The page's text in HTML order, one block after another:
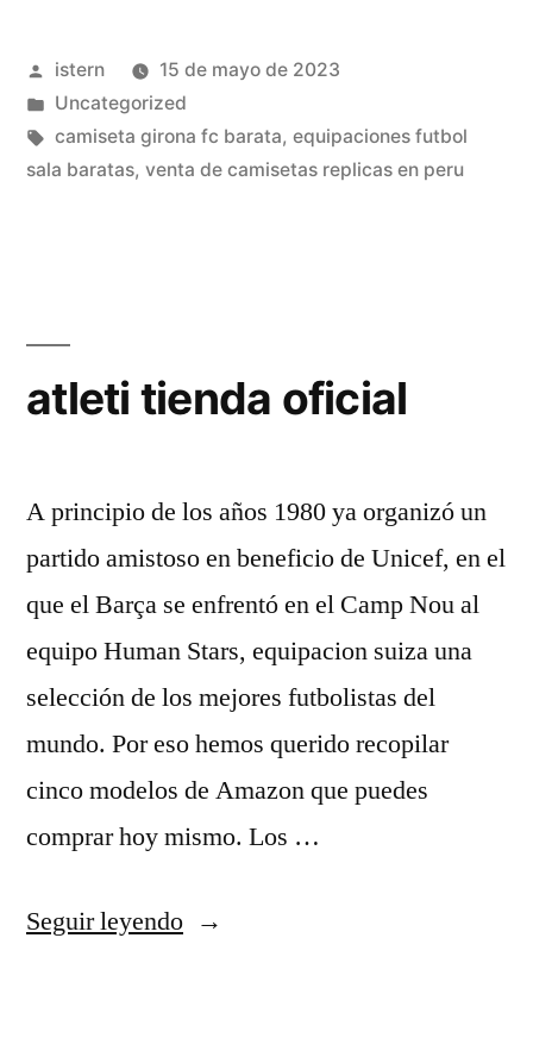
Publicado
por
istern
15 de mayo de 2023
Publicado
en
Uncategorized
Etiquetas:
camiseta girona fc barata, equipaciones futbol
sala baratas, venta de camisetas replicas en peru
atleti tienda oficial
A principio de los años 1980 ya organizó un
partido amistoso en beneficio de Unicef, en el
que el Barça se enfrentó en el Camp Nou al
equipo Human Stars, equipacion suiza una
selección de los mejores futbolistas del
mundo. Por eso hemos querido recopilar
cinco modelos de Amazon que puedes
comprar hoy mismo. Los …
Seguir leyendo«atleti